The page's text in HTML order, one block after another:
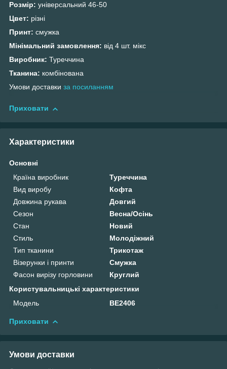
Розмір: універсальний 46-50
Цвет: різні
Принт: смужка
Мінімальний замовлення: від 4 шт. мікс
Виробник: Туреччина
Тканина: комбінована
Умови доставки за посиланням
Приховати
Характеристики
Основні
Країна виробник
Туреччина
Вид виробу
Кофта
Довжина рукава
Довгий
Сезон
Весна/Осінь
Стан
Новий
Стиль
Молодіжний
Тип тканини
Трикотаж
Візерунки і принти
Смужка
Фасон вирізу горловини
Круглий
Користувальницькі характеристики
Мoдель
ВЕ2406
Приховати
Умови доставки